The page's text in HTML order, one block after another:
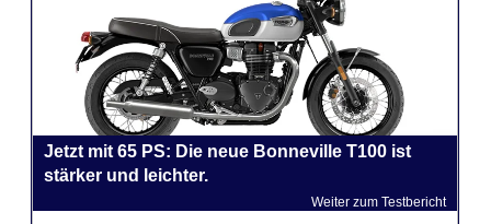
Jetzt mit 65 PS: Die neue Bonneville T100 ist
stärker und leichter.
Weiter zum Testbericht